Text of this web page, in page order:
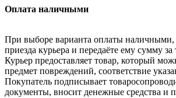
Оплата наличными
При выборе варианта оплаты наличными,
приезда курьера и передаёте ему сумму за
Курьер предоставляет товар, который
предмет повреждений, соответствие
Покупатель подписывает
документы, вносит денежные средства и